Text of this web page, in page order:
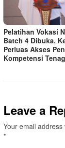
Pelatihan Vokasi
Batch 4 Dibuka,
Perluas Akses
Kompetensi
Leave a
Your email
*